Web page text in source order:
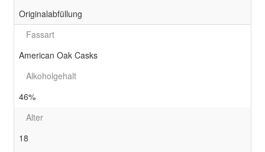
Originalabfüllung
Fassart
American Oak Casks
Alkoholgehalt
46%
Alter
18